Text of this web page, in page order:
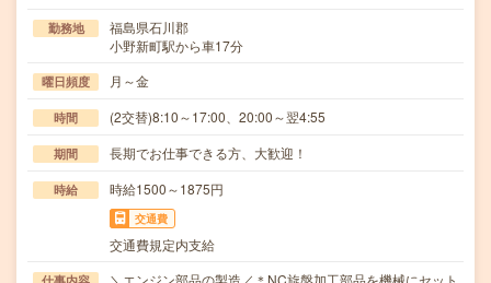
勤務地
福島県石川郡
小野新町駅から車17分
曜日頻度 月～金
時間 (2交替)8:10～17:00、20:00～翌4:55
期間 長期でお仕事できる方、大歓迎！
時給 時給1500～1875円
交通費
交通費規定内支給
＼エンジン部品の製造／＊NC旋盤加工部品を機械にセット